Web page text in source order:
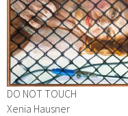
DO NOT TOUCH
Xenia Hausner